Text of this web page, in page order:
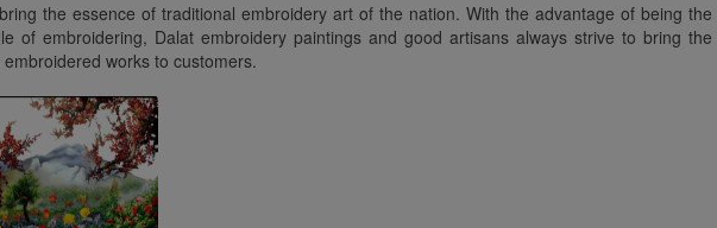
the essence of traditional embroidery art of the nation. With the advantage of being the
of embroidering, Dalat embroidery paintings and good artisans always strive to bring the
embroidered works to customers.